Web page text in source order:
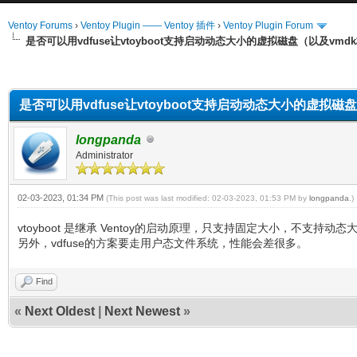
Ventoy Forums › Ventoy Plugin —— Ventoy 插件 › Ventoy Plugin Forum
是否可以用vdfuse让vtoyboot支持启动动态大小的虚拟磁盘（以及
是否可以用vdfuse让vtoyboot支持启动动态大小的虚拟磁
longpanda
Administrator
02-03-2023, 01:34 PM (This post was last modified: 02-03-2023, 01:53 PM by longpanda .)
vtoyboot 是继承 Ventoy的启动原理，只支持固定大小，不支持动态
另外，vdfuse的方案要走用户态文件系统，性能会差很多。
Find
« Next Oldest Next Newest »